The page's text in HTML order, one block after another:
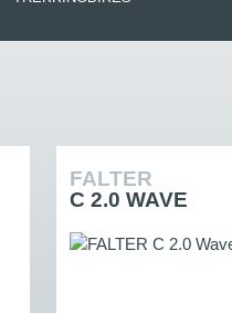
FALTER
C 2.0 WAVE